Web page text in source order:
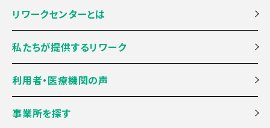
リワークセンターとは
私たちが提供するリワーク
利用者・医療機関の声
事業所を探す